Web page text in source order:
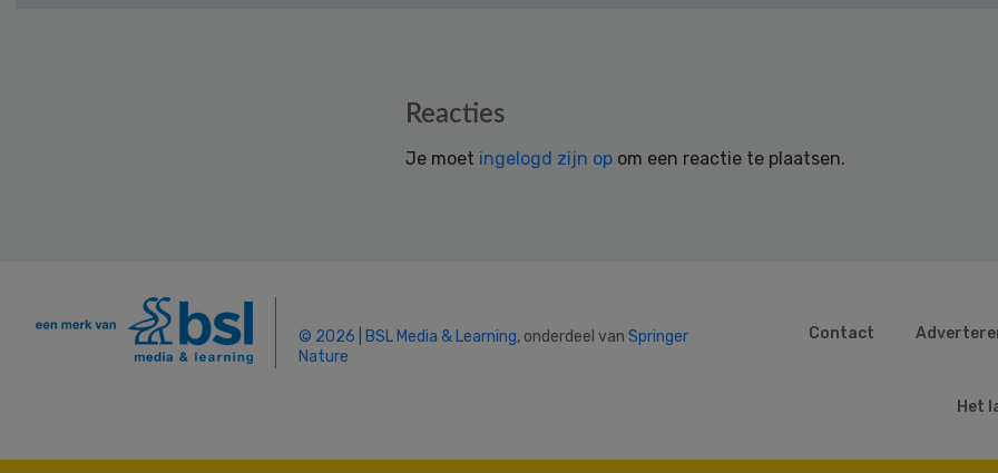
Reacties
Je moet ingelogd zijn op om een reactie te plaatsen.
© 2026 | BSL Media & Learning, onderdeel van Springer
Nature
Contact
Het